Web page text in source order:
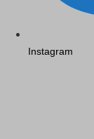
Instagram